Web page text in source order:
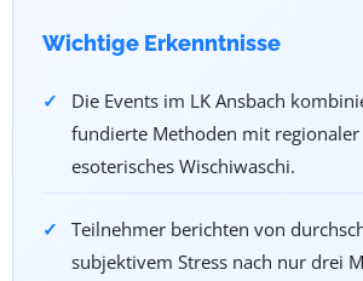
Wichtige Erkenntnisse
Die Events im LK Ansbach
fundierte Methoden mit regionaler
esoterisches Wischiwaschi.
Teilnehmer berichten von
subjektivem Stress nach nur drei